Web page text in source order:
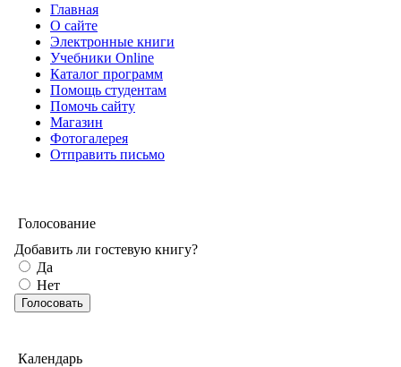
Главная
О сайте
Электронные книги
Учебники Online
Каталог программ
Помощь студентам
Помочь сайту
Магазин
Фотогалерея
Отправить письмо
Голосование
Добавить ли гостевую книгу?
Да
Нет
Календарь